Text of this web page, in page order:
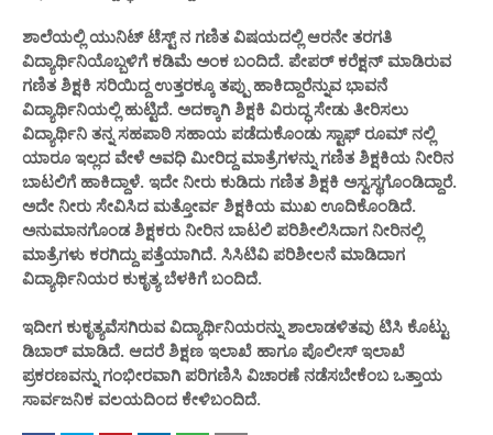
ಶಾಲೆಯಲ್ಲಿ ಯುನಿಟ್ ಟೆಸ್ಟ್ ನ ಗಣಿತ ವಿಷಯದಲ್ಲಿ ಆರನೇ ತರಗತಿ
ವಿದ್ಯಾರ್ಥಿನಿಯೊಬ್ಬಳಿಗೆ ಕಡಿಮೆ ಅಂಕ ಬಂದಿದೆ. ಪೇಪರ್ ಕರೆಕ್ಷನ್ ಮಾಡಿರುವ
ಗಣಿತ ಶಿಕ್ಷಕಿ ಸರಿಯಿದ್ದ ಉತ್ತರಕ್ಕೂ ತಪ್ಪು ಹಾಕಿದ್ದಾರೆನ್ನುವ ಭಾವನೆ
ವಿದ್ಯಾರ್ಥಿನಿಯಲ್ಲಿ ಹುಟ್ಟಿದೆ. ಅದಕ್ಕಾಗಿ ಶಿಕ್ಷಕಿ ವಿರುದ್ಧ ಸೇಡು ತೀರಿಸಲು
ವಿದ್ಯಾರ್ಥಿನಿ ತನ್ನ ಸಹಪಾಠಿ ಸಹಾಯ ಪಡೆದುಕೊಂಡು ಸ್ಟಾಫ್ ರೂಮ್ ನಲ್ಲಿ
ಯಾರೂ ಇಲ್ಲದ ವೇಳೆ ಅವಧಿ ಮೀರಿದ್ದ ಮಾತ್ರೆಗಳನ್ನು ಗಣಿತ ಶಿಕ್ಷಕಿಯ ನೀರಿನ
ಬಾಟಲಿಗೆ ಹಾಕಿದ್ದಾಳೆ. ಇದೇ ನೀರು ಕುಡಿದು ಗಣಿತ ಶಿಕ್ಷಕಿ ಅಸ್ವಸ್ಥಗೊಂಡಿದ್ದಾರೆ.
ಅದೇ ನೀರು ಸೇವಿಸಿದ ಮತ್ತೋರ್ವ ಶಿಕ್ಷಕಿಯ ಮುಖ ಊದಿಕೊಂಡಿದೆ.
ಅನುಮಾನಗೊಂಡ ಶಿಕ್ಷಕರು ನೀರಿನ ಬಾಟಲಿ ಪರಿಶೀಲಿಸಿದಾಗ ನೀರಿನಲ್ಲಿ
ಮಾತ್ರೆಗಳು ಕರಗಿದ್ದು ಪತ್ತೆಯಾಗಿದೆ. ಸಿಸಿಟಿವಿ ಪರಿಶೀಲನೆ ಮಾಡಿದಾಗ
ವಿದ್ಯಾರ್ಥಿನಿಯರ ಕುಕೃತ್ಯ ಬೆಳಕಿಗೆ ಬಂದಿದೆ.
ಇದೀಗ ಕುಕೃತ್ಯವೆಸಗಿರುವ ವಿದ್ಯಾರ್ಥಿನಿಯರನ್ನು ಶಾಲಾಡಳಿತವು ಟಿಸಿ ಕೊಟ್ಟು
ಡಿಬಾರ್ ಮಾಡಿದೆ.‌ ಆದರೆ ಶಿಕ್ಷಣ ಇಲಾಖೆ ಹಾಗೂ ಪೊಲೀಸ್ ಇಲಾಖೆ
ಪ್ರಕರಣವನ್ನು ಗಂಭೀರವಾಗಿ ಪರಿಗಣಿಸಿ ವಿಚಾರಣೆ ನಡೆಸಬೇಕೆಂಬ ಒತ್ತಾಯ
ಸಾರ್ವಜನಿಕ ವಲಯದಿಂದ ಕೇಳಿಬಂದಿದೆ.